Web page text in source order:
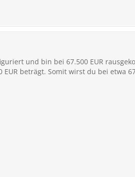
und bin bei 67.500 EUR
beträgt. Somit wirst du bei etwa